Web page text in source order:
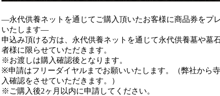
―永代供養ネットを通じてご購入頂いたお客様に商品券をプ
いたします―
申込み頂ける方は、永代供養ネットを通じて永代供養墓や墓
者様に限らせていただきます。
※お渡しは購入確認後となります。
※申請はフリーダイヤルまでお願いいたします。（弊社から
入確認をさせていただきます。）
※ご購入後2ヶ月以内に申請してください。